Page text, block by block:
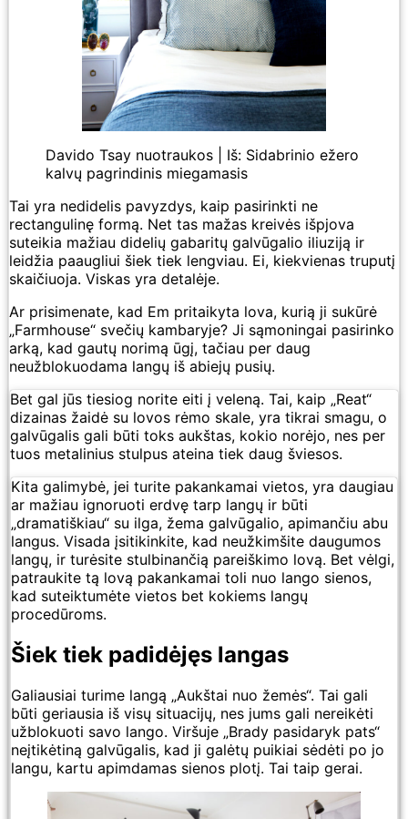
Davido Tsay nuotraukos | Iš: Sidabrinio ežero
kalvų pagrindinis miegamasis
Tai yra nedidelis pavyzdys, kaip pasirinkti ne
rectangulinę formą. Net tas mažas kreivės išpjova
suteikia mažiau didelių gabaritų galvūgalio iliuziją ir
leidžia paaugliui šiek tiek lengviau. Ei, kiekvienas truputį
skaičiuoja. Viskas yra detalėje.
Ar prisimenate, kad Em pritaikyta lova, kurią ji sukūrė
„Farmhouse“ svečių kambaryje? Ji sąmoningai pasirinko
arką, kad gautų norimą ūgį, tačiau per daug
neužblokuodama langų iš abiejų pusių.
Bet gal jūs tiesiog norite eiti į veleną. Tai, kaip „Reat“
dizainas žaidė su lovos rėmo skale, yra tikrai smagu, o
galvūgalis gali būti toks aukštas, kokio norėjo, nes per
tuos metalinius stulpus ateina tiek daug šviesos.
Kita galimybė, jei turite pakankamai vietos, yra daugiau
ar mažiau ignoruoti erdvę tarp langų ir būti
„dramatiškiau“ su ilga, žema galvūgalio, apimančiu abu
langus. Visada įsitikinkite, kad neužkimšite daugumos
langų, ir turėsite stulbinančią pareiškimo lovą. Bet vėlgi,
patraukite tą lovą pakankamai toli nuo lango sienos,
kad suteiktumėte vietos bet kokiems langų
procedūroms.
Šiek tiek padidėjęs langas
Galiausiai turime langą „Aukštai nuo žemės“. Tai gali
būti geriausia iš visų situacijų, nes jums gali nereikėti
užblokuoti savo lango. Viršuje „Brady pasidaryk pats“
neįtikėtiną galvūgalis, kad ji galėtų puikiai sėdėti po jo
langu, kartu apimdamas sienos plotį. Tai taip gerai.